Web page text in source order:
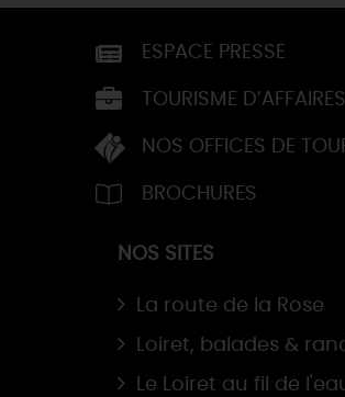
ESPACE PRESSE
TOURISME D’AFFAIRES
NOS OFFICES DE
BROCHURES
NOS SITES
La route de la Rose
Loiret, balades &
Le Loiret au fil de